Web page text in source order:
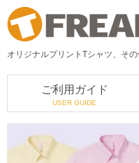
オリジナルプリントTシャツ、そ
ご利用ガイド
USER GUIDE